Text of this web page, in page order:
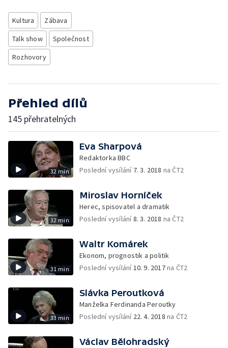
Kultura
Zábava
Talk show
Společnost
Rozhovory
Přehled dílů
145 přehratelných
32 min
Eva Sharpová
Redaktorka BBC
Poslední vysílání 7. 3. 2018 na ČT2
32 min
Miroslav Horníček
Herec, spisovatel a dramatik
Poslední vysílání8. 3. 2018 na ČT2
31 min
Waltr Komárek
Ekonom, prognostik a politik
Poslední vysílání10. 9. 2017na ČT2
33 min
Slávka Peroutková
Manželka Ferdinanda Peroutky
Poslední vysílání 22. 4. 2018 na ČT2
Václav Bělohradský